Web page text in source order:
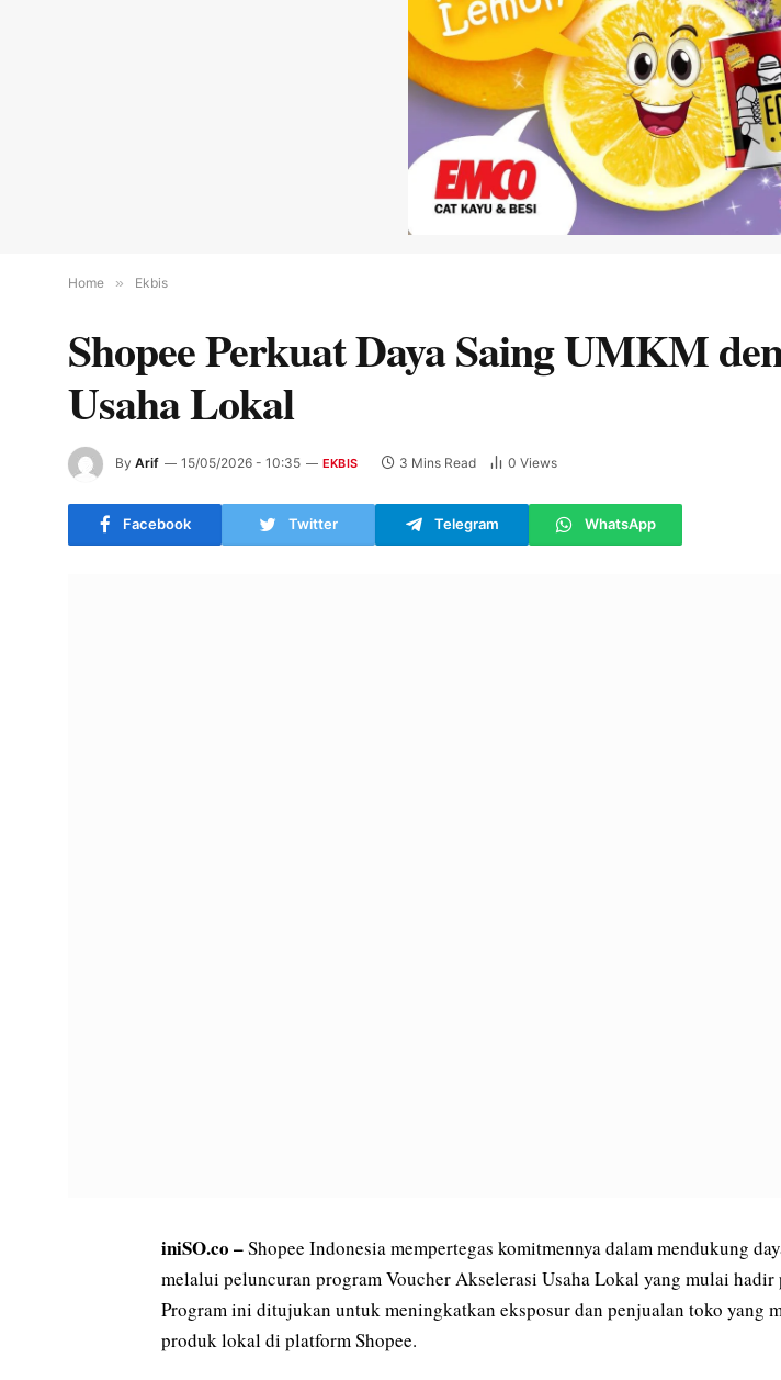
Home » Ekbis
Shopee Perkuat Daya Saing UMKM
Usaha Lokal
By Arif 15/05/2026 - 10:35 EKBIS 3 Mins Read 0Views
Facebook Twitter Telegram WhatsApp
iniSO.co –Shopee Indonesia mempertegas komitmennya dalam mendukung
melalui peluncuran program Voucher Akselerasi Usaha Lokal yang mulai hadir
Program ini ditujukan untuk meningkatkan eksposur dan penjualan toko yang
produk lokal di platform Shopee.